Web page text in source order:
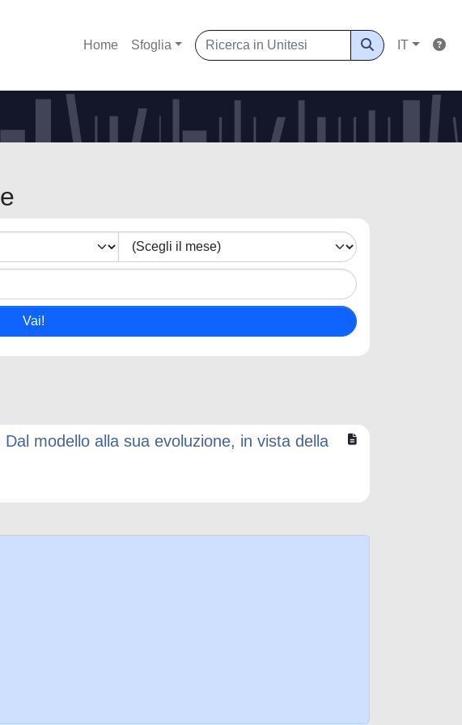
Home Sfoglia IT
modello alla sua evoluzione, in vista della